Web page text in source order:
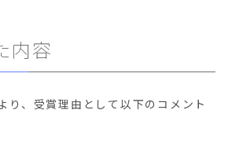
内容
り、受賞理由として以下のコメント